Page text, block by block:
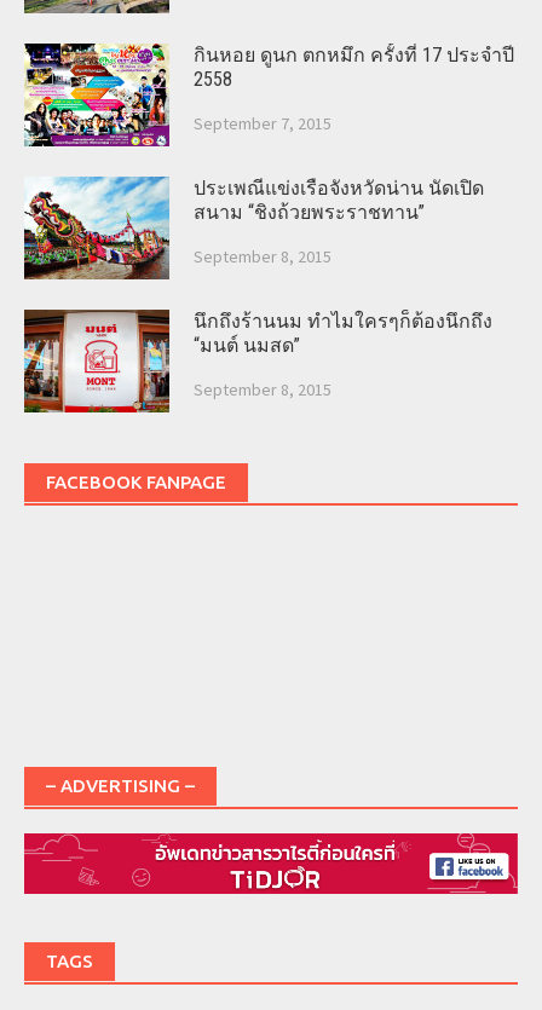
กินหอย ดูนก ตกหมึก ครั้งที่ 17 ประจำปี
2558
September 7, 2015
ประเพณีแข่งเรือจังหวัดน่าน นัดเปิด
สนาม “ชิงถ้วยพระราชทาน”
September 8, 2015
นึกถึงร้านนม ทำไมใครๆก็ต้องนึกถึง
“มนต์ นมสด”
September 8, 2015
FACEBOOK FANPAGE
– ADVERTISING –
TAGS